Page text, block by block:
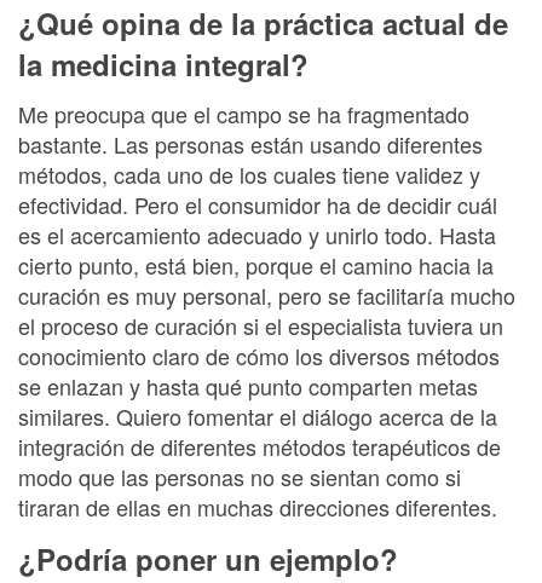
¿Qué opina de la práctica actual de
la medicina integral?
Me preocupa que el campo se ha fragmentado
bastante. Las personas están usando diferentes
métodos, cada uno de los cuales tiene validez y
efectividad. Pero el consumidor ha de decidir cuál
es el acercamiento adecuado y unirlo todo. Hasta
cierto punto, está bien, porque el camino hacia la
curación es muy personal, pero se facilitaría mucho
el proceso de curación si el especialista tuviera un
conocimiento claro de cómo los diversos métodos
se enlazan y hasta qué punto comparten metas
similares. Quiero fomentar el diálogo acerca de la
integración de diferentes métodos terapéuticos de
modo que las personas no se sientan como si
tiraran de ellas en muchas direcciones diferentes.
¿Podría poner un ejemplo?